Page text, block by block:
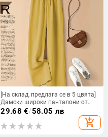
[На склад, предлага се в 5 цвята]
Дамски широки панталони от
памук и лен, нови, с висока талия,
ежедневни панталони
29.68 €/58.05 лв
add_shopping_cart